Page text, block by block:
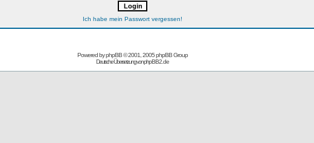
Ich habe mein Passwort vergessen!
Powered byphpBB© 2001, 2005 phpBB Group
Deutsche Übersetzung vonphpBB2.de